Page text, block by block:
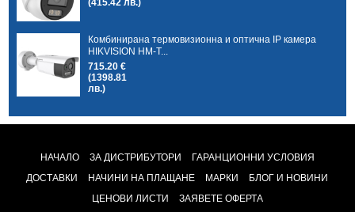
Комбинирана термовизионна и оптична IP камера
HIKVISION HM-T...
715.20 €
(1398.81
лв.)
НАЧАЛО ЗА ДИСТРИБУТОРИ
ГАРАНЦИОННИ УСЛОВИЯ
ДОСТАВКИ
НАЧИНИ НА ПЛАЩАНЕ МАРКИ
БЛОГ И НОВИНИ
ЦЕНОВИ ЛИСТИ
ЗАЯВЕТЕ ОФЕРТА